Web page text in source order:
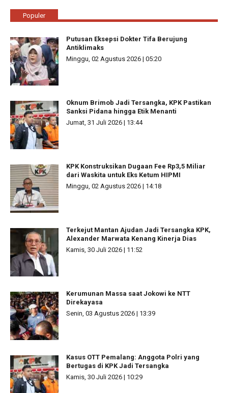
Populer
Putusan Eksepsi Dokter Tifa Berujung
Antiklimaks
Minggu, 02 Agustus 2026 | 05:20
Oknum Brimob Jadi Tersangka, KPK Pastikan
Sanksi Pidana hingga Etik Menanti
Jumat, 31 Juli 2026 | 13:44
KPK Konstruksikan Dugaan Fee Rp3,5 Miliar
dari Waskita untuk Eks Ketum HIPMI
Minggu, 02 Agustus 2026 | 14:18
Terkejut Mantan Ajudan Jadi Tersangka KPK,
Alexander Marwata Kenang Kinerja Dias
Kamis, 30 Juli 2026 | 11:52
Kerumunan Massa saat Jokowi ke NTT
Direkayasa
Senin, 03 Agustus 2026 | 13:39
Kasus OTT Pemalang: Anggota Polri yang
Bertugas di KPK Jadi Tersangka
Kamis, 30 Juli 2026 | 10:29